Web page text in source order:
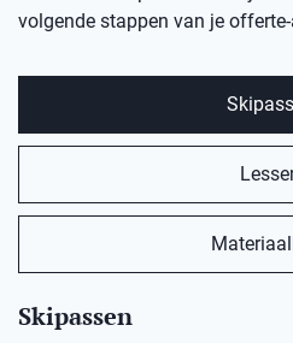
volgende stappen van je
Skipassen